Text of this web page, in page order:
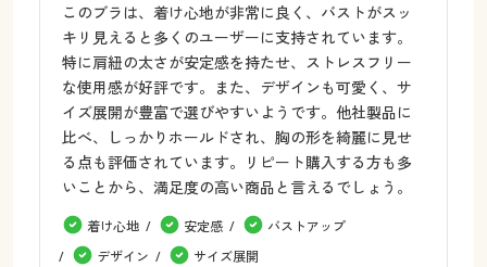
このブラは、着け心地が非常に良く、バストがスッ
キリ見えると多くのユーザーに支持されています。
特に肩紐の太さが安定感を持たせ、ストレスフリー
な使用感が好評です。また、デザインも可愛く、サ
イズ展開が豊富で選びやすいようです。他社製品に
比べ、しっかりホールドされ、胸の形を綺麗に見せ
る点も評価されています。リピート購入する方も多
いことから、満足度の高い商品と言えるでしょう。
着け心地 安定感
バストアップ
デザイン
サイズ展開